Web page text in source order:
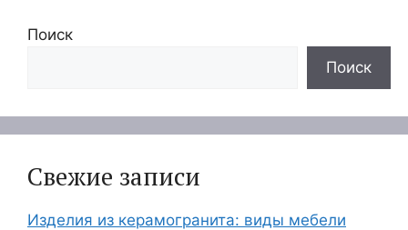
Поиск
Поиск
Свежие записи
Изделия из керамогранита: виды мебели